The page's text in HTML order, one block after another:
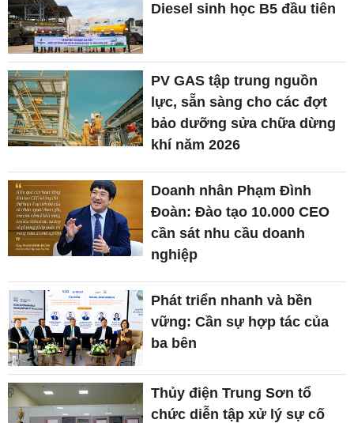
Diesel sinh học B5 đầu tiên
PV GAS tập trung nguồn
lực, sẵn sàng cho các đợt
bảo dưỡng sửa chữa dừng
khí năm 2026
Doanh nhân Phạm Đình
Đoàn: Đào tạo 10.000 CEO
cần sát nhu cầu doanh
nghiệp
Phát triển nhanh và bền
vững: Cần sự hợp tác của
ba bên
Thủy điện Trung Sơn tổ
chức diễn tập xử lý sự cố